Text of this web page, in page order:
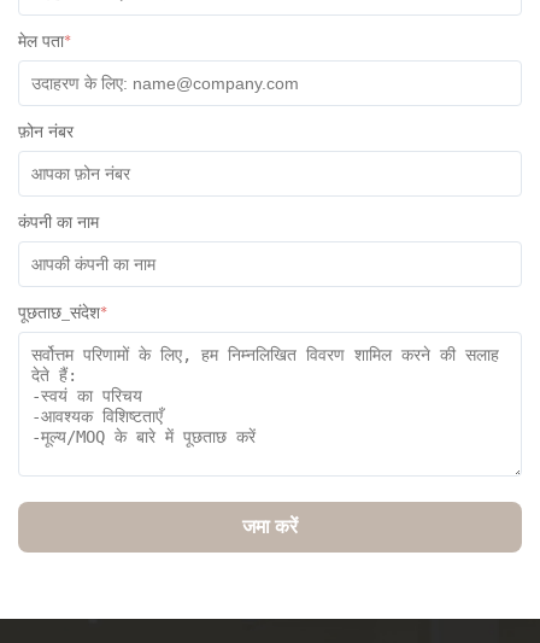
मेल पता*
फ़ोन नंबर
कंपनी का नाम
पूछताछ_संदेश*
जमा करें